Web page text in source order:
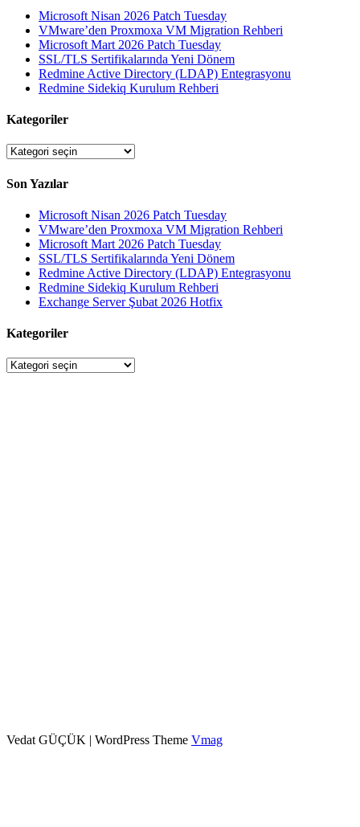
Microsoft Nisan 2026 Patch Tuesday
VMware’den Proxmoxa VM Migration Rehberi
Microsoft Mart 2026 Patch Tuesday
SSL/TLS Sertifikalarında Yeni Dönem
Redmine Active Directory (LDAP) Entegrasyonu
Redmine Sidekiq Kurulum Rehberi
Kategoriler
Kategoriler
Son Yazılar
Microsoft Nisan 2026 Patch Tuesday
VMware’den Proxmoxa VM Migration Rehberi
Microsoft Mart 2026 Patch Tuesday
SSL/TLS Sertifikalarında Yeni Dönem
Redmine Active Directory (LDAP) Entegrasyonu
Redmine Sidekiq Kurulum Rehberi
Exchange Server Şubat 2026 Hotfix
Kategoriler
Kategoriler
Vedat GÜÇÜK | WordPress Theme Vmag